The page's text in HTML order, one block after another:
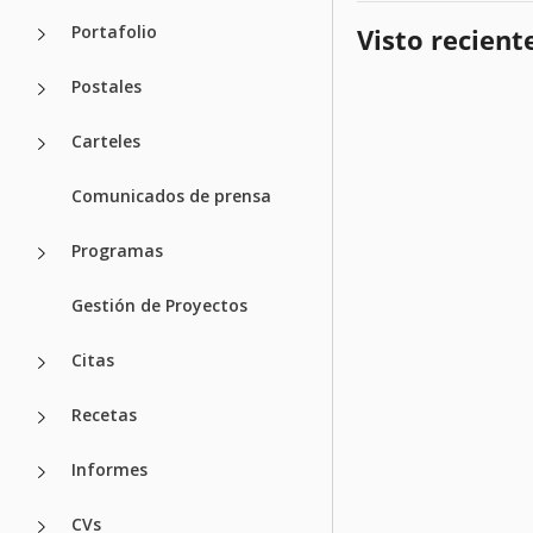
Portafolio
Postales
Carteles
Comunicados de prensa
Programas
Gestión de Proyectos
Citas
Recetas
Informes
CVs
Visto